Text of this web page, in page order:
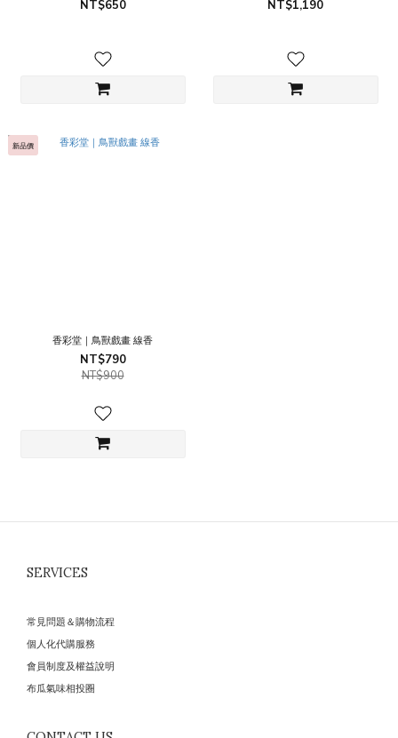
NT$650 NT$1,190
新品價
香彩堂｜鳥獸戲畫 線香
NT$790
NT$900
SERVICES
常見問題＆購物流程
個人化代購服務
會員制度及權益說明
布瓜氣味相投圈